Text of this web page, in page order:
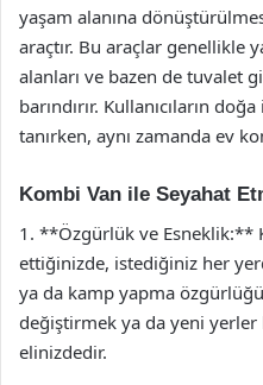
yaşam alanına
araçtır. Bu araçlar genellikle
alanları ve bazen de tuvalet
barındırır. Kullanıcıların
tanırken, aynı zamanda ev
Kombi Van ile Seyahat
1. **Özgürlük ve Esneklik:**
ettiğinizde, istediğiniz her
ya da kamp yapma
değiştirmek ya da yeni
elinizdedir.